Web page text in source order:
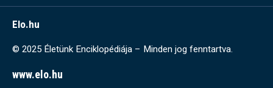
Elo.hu
© 2025 Életünk Enciklopédiája – Minden jog fenntartva.
www.elo.hu